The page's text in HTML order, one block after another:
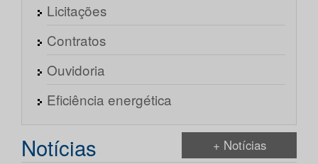
Licitações
Contratos
Ouvidoria
Eficiência energética
Notícias + Notícias